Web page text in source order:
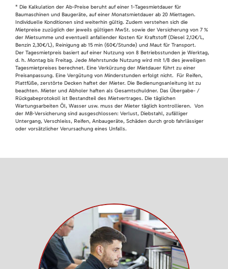
* Die Kalkulation der Ab-Preise beruht auf einer 1-Tagesmietdauer für
Baumaschinen und Baugeräte, auf einer Monatsmietdauer ab 20 Miettagen.
Individuelle Konditionen sind weiterhin gültig. Zudem verstehen sich die
Mietpreise zuzüglich der jeweils gültigen MwSt. sowie der Versicherung von 7 %
der Mietsumme und eventuell anfallender Kosten für Kraftstoff (Diesel 2,12€/L,
Benzin 2,30€/L), Reinigung ab 15 min (60€/Stunde) und Maut für Transport.
Der Tagesmietpreis basiert auf einer Nutzung von 8 Betriebsstunden je Werktag,
d. h. Montag bis Freitag. Jede Mehrstunde Nutzung wird mit 1/8 des jeweiligen
Tagesmietpreises berechnet. Eine Verkürzung der Mietdauer führt zu einer
Preisanpassung. Eine Vergütung von Minderstunden erfolgt nicht. Für Reifen,
Plattfüße, zerstörte Decken haftet der Mieter. Die Bedienungsanleitung ist zu
beachten. Mieter und Abholer haften als Gesamtschuldner. Das Übergabe- /
Rückgabeprotokoll ist Bestandteil des Mietvertrages. Die täglichen
Wartungsarbeiten Öl, Wasser usw. muss der Mieter täglich kontrollieren. Von
der MB-Versicherung sind ausgeschlossen: Verlust, Diebstahl, zufälliger
Untergang, Verschleiss, Reifen, Anbaugeräte, Schäden durch grob fahrlässiger
oder vorsätzlicher Verursachung eines Unfalls.